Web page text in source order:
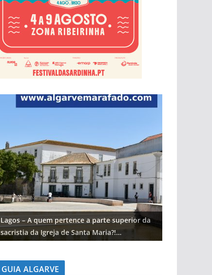
Lagos – A quem pertence a parte superior da
sacristia da Igreja de Santa Maria?!…
GUIA ALGARVE